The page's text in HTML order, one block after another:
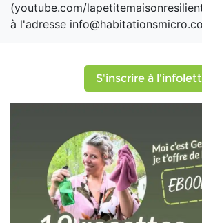
(youtube.com/
à l'adresse
S'inscrire à